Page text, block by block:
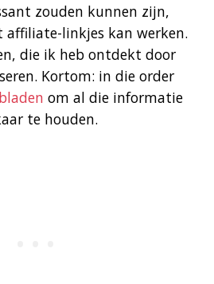
zouden kunnen zijn,
linkjes kan werken.
die ik heb ontdekt door
Kortom: in die order
om al die informatie
te houden.